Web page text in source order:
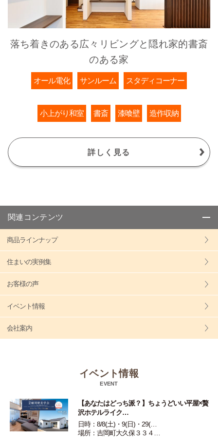
落ち着きのある広々リビングと隠れ家的書斎
のある家
オール電化 サンルーム スタディコーナー
小上がり和室 書斎 漆喰壁 造作収納
詳しく見る
関連コンテンツ
商品ラインナップ
住まいの実例集
お客様の声
イベント情報
会社案内
イベント情報
EVENT
【あなたはどっち派？】ちょうどいい平屋×贅
沢ホテルライク…
日時：8/8(土)・9(日)・29(…
場所：吉岡町大久保３３４…